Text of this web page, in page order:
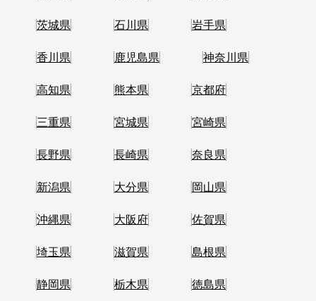
茨城県 石川県 岩手県
香川県 鹿児島県 神奈川県
高知県 熊本県 京都府
三重県 宮城県 宮崎県
長野県 長崎県 奈良県
新潟県 大分県 岡山県
沖縄県 大阪府 佐賀県
埼玉県 滋賀県 島根県
静岡県 栃木県 徳島県